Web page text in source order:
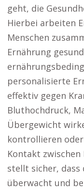
geht, die
Hierbei arbeiten
Menschen
Ernährung
personalisierte
effektiv gegen
Bluthochdruck,
Übergewicht
kontrollieren
Kontakt
stellt sicher,
überwacht und